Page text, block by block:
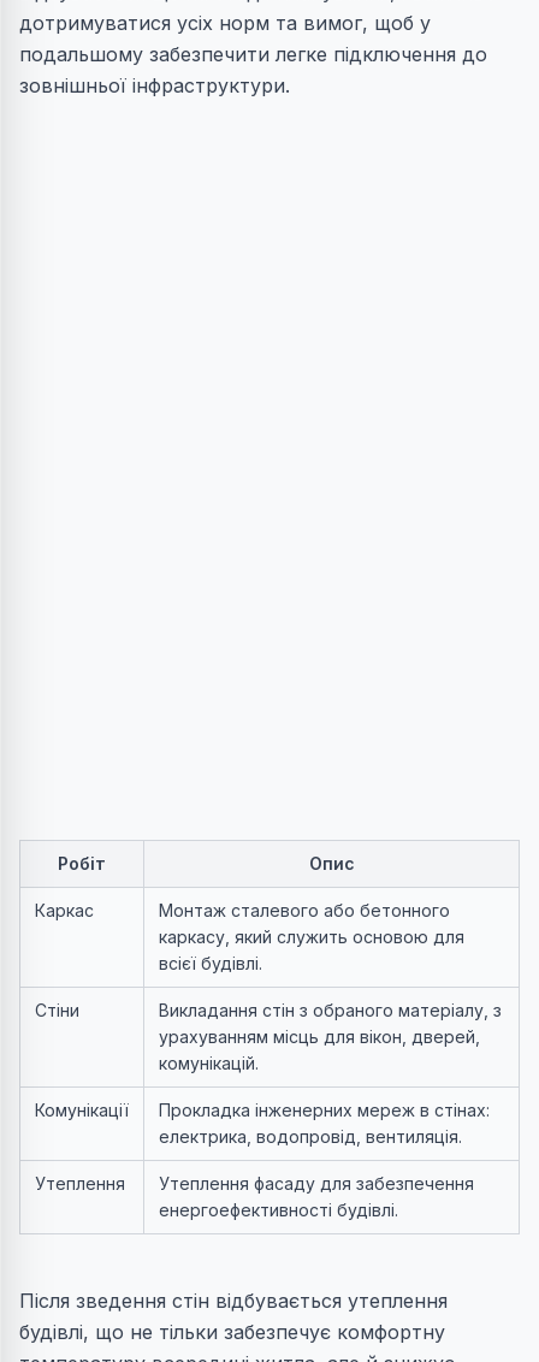
дотримуватися усіх норм та вимог, щоб у
подальшому забезпечити легке підключення до
зовнішньої інфраструктури.
Робіт Опис
Каркас
Монтаж сталевого або бетонного
каркасу, який служить основою для
всієї будівлі.
Стіни
Викладання стін з обраного матеріалу, з
урахуванням місць для вікон, дверей,
комунікацій.
Комунікації
Прокладка інженерних мереж в стінах:
електрика, водопровід, вентиляція.
Утеплення
Утеплення фасаду для забезпечення
енергоефективності будівлі.
Після зведення стін відбувається утеплення
будівлі, що не тільки забезпечує комфортну